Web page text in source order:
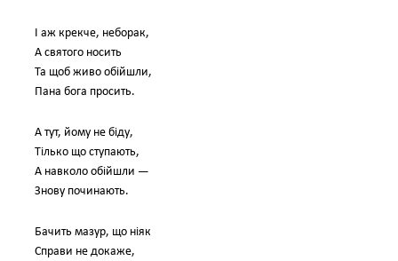
І аж крекче, неборак,
А святого носить
Та щоб живо обійшли,
Пана бога просить.
А тут, йому не біду,
Тілько що ступають,
А навколо обійшли —
Знову починають.
Бачить мазур, що ніяк
Справи не докаже,